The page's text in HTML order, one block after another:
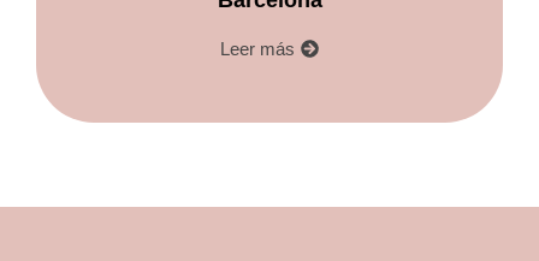
Leer más